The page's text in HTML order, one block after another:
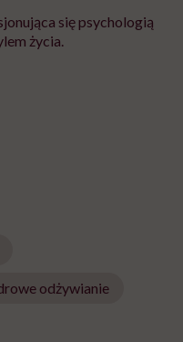
się psychologią
życia.
odżywianie